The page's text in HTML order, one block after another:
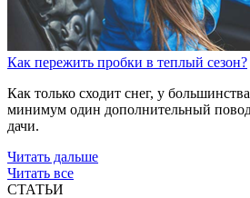
Как пережить пробки в теплый сезон?
Как только сходит снег, у
минимум один дополнительный повод
дачи.
Читать дальше
Читать все
СТАТЬИ